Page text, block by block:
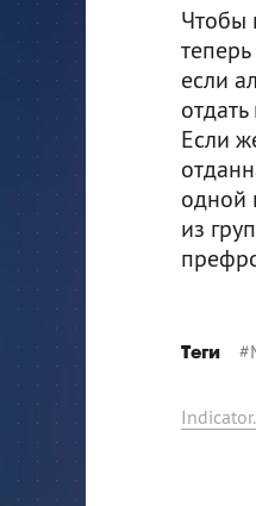
Чтобы
если
Если
одной
из
Теги #